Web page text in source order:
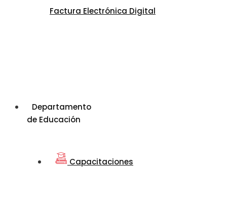
Factura Electrónica Digital
Departamento
de Educación
Capacitaciones